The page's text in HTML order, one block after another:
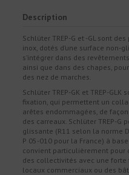
Description
Schlüter TREP-G et -GL sont
inox, dotés d’une surface non-
s’intégrer dans des
ainsi que dans des chapes,
des nez de marches.
Schlüter TREP-GK et TREP-
fixation, qui permettent un
arêtes endommagées, de
des carreaux. Schlüter TREP-G
glissante (R11 selon la norme
P 05-010 pour la France) à
convient particulièrement pour
des collectivités avec une forte
locaux commerciaux ou des